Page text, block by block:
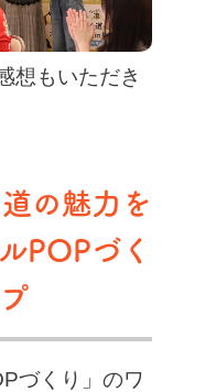
想もいただき
の魅力を
POPづく
づくり」のワ